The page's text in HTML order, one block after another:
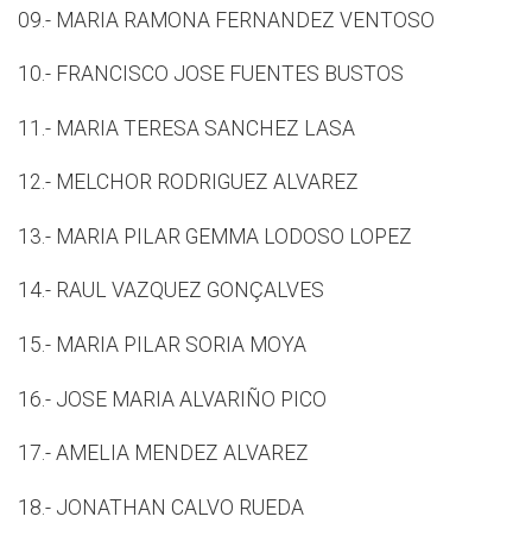
09.- MARIA RAMONA FERNANDEZ VENTOSO
10.- FRANCISCO JOSE FUENTES BUSTOS
11.- MARIA TERESA SANCHEZ LASA
12.- MELCHOR RODRIGUEZ ALVAREZ
13.- MARIA PILAR GEMMA LODOSO LOPEZ
14.- RAUL VAZQUEZ GONÇALVES
15.- MARIA PILAR SORIA MOYA
16.- JOSE MARIA ALVARIÑO PICO
17.- AMELIA MENDEZ ALVAREZ
18.- JONATHAN CALVO RUEDA